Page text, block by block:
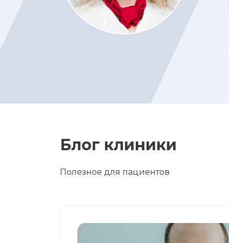
Блог клиники
Полезное для пациентов